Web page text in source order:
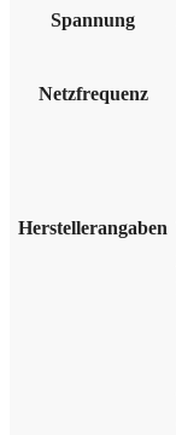
Spannung
Netzfrequenz
Herstellerangaben